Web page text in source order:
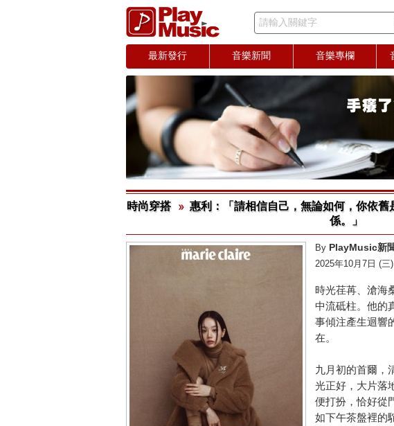
請輸入關鍵字
最新發行 音樂新聞 音樂專欄
時尚穿搭
惠利：「請相信自己，無論如何，你依
係。」
By PlayMusic新
2025年10月7日 (三)
時光荏苒、滄海
中流砥柱。他的
事傾注產生迴響
在。
九月初的首爾，
光正好，大片落
便打扮，恰好從
如下午茶盤裡的